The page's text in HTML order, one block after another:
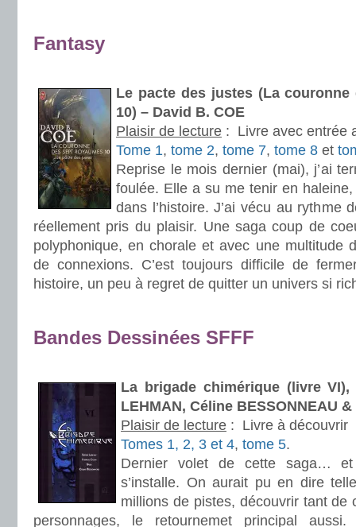
Fantasy
Le pacte des justes (La
10) – David B. COE
Plaisir de lecture : Livre avec entrée
Tome 1, tome 2, tome 7, tome 8 et
Reprise le mois dernier (mai), j’ai
foulée. Elle a su me tenir en haleine,
dans l’histoire. J’ai vécu au rythme
réellement pris du plaisir. Une saga coup de
polyphonique, en chorale et avec une multitude
de connexions. C’est toujours difficile de
histoire, un peu à regret de quitter un univers si
Bandes Dessinées SFFF
La brigade chimérique (livre VI),
LEHMAN, Céline BESSONNEAU &
Plaisir de lecture : Livre à découvrir
Tomes 1, 2, 3 et 4, tome 5.
Dernier volet de cette saga… et
s’installe. On aurait pu en dire
millions de pistes, découvrir tant de
personnages, le retournemet principal